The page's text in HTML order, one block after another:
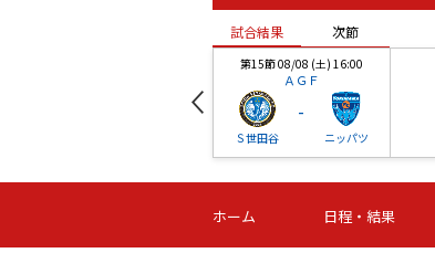
試合結果 次節
第15節 08/08 (土) 16:00
ＡＧＦ
Ｓ世田谷
-
ニッパツ
-
第16節 09/05 (土) 15:00
ニッパツ
-
試合結果 次節
ホーム 日程・結果